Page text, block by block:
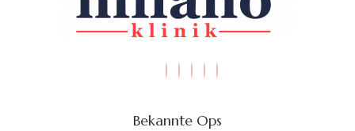
Bekannte Ops